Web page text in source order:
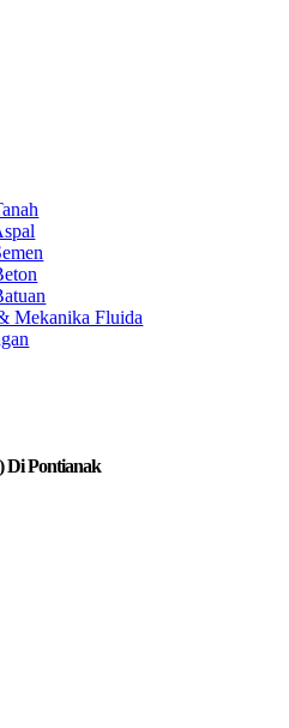
Mekanika Fluida
Di Pontianak